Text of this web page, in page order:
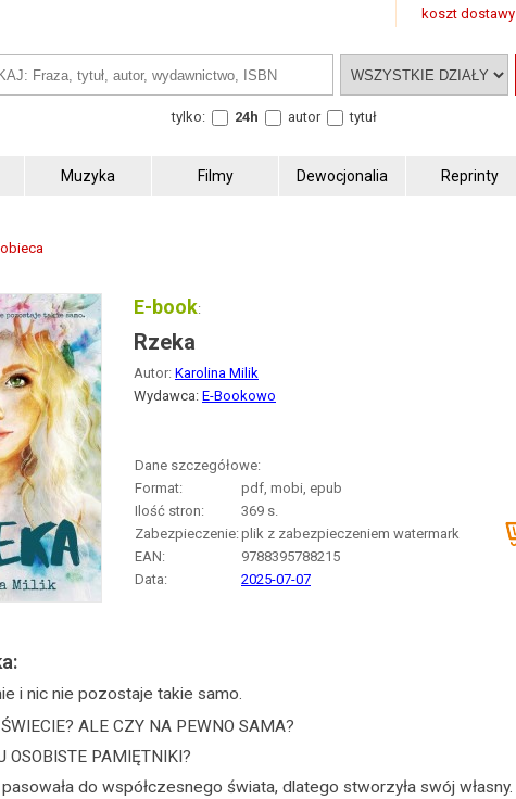
koszt dostawy
tylko:
24h autor tytuł
Muzyka Filmy Dewocjonalia Reprinty
E-book:
Rzeka
Autor: Karolina Milik
Wydawca: E-Bookowo
Dane szczegółowe:
Format:
pdf, mobi, epub
Ilość stron:
369 s.
Zabezpieczenie: plik z zabezpieczeniem watermark
EAN:
9788395788215
Data:
2025-07-07
i nic nie pozostaje takie samo.
ALE CZY NA PEWNO SAMA?
OSOBISTE PAMIĘTNIKI?
do współczesnego świata, dlatego stworzyła swój własny.